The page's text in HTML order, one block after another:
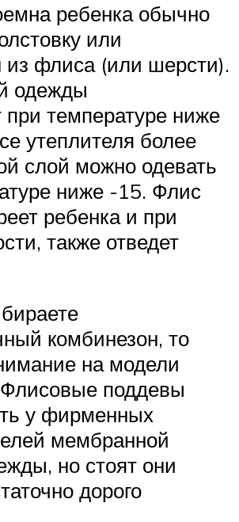
ребенка обычно
или
из флиса (или шерсти).
одежды
при температуре ниже
утеплителя более
слой можно одевать
ниже -15. Флис
ребенка и при
также отведет
комбинезон, то
на модели
поддевы
у фирменных
мембранной
но стоят они
дорого